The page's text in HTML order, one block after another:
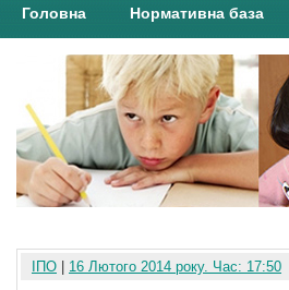
Головна Нормативна база
ІПО 16 Лютого 2014 року. Час: 17:50